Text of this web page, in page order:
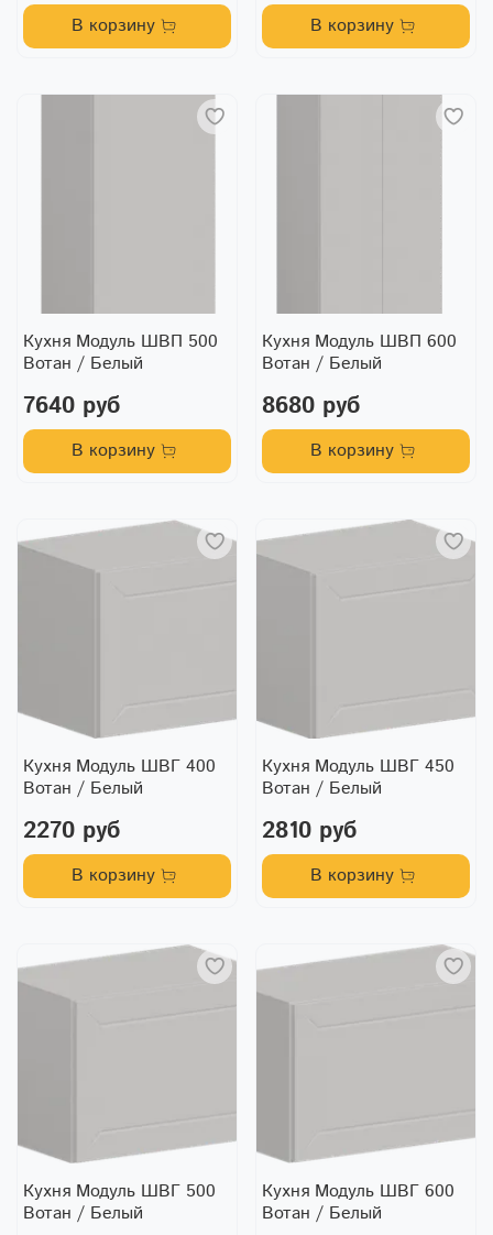
В корзину В корзину
Кухня Модуль ШВП 500
Вотан / Белый
7640 руб
В корзину
Кухня Модуль ШВП 600
Вотан / Белый
8680 руб
В корзину
Кухня Модуль ШВГ 400
Вотан / Белый
2270 руб
В корзину
Кухня Модуль ШВГ 450
Вотан / Белый
2810 руб
В корзину
Кухня Модуль ШВГ 500
Вотан / Белый
Кухня Модуль ШВГ 600
Вотан / Белый